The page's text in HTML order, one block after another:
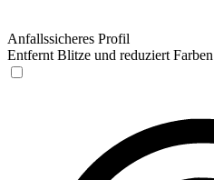
Anfallssicheres Profil
Entfernt Blitze und reduziert Farben